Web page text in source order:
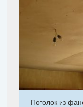
Потолок из